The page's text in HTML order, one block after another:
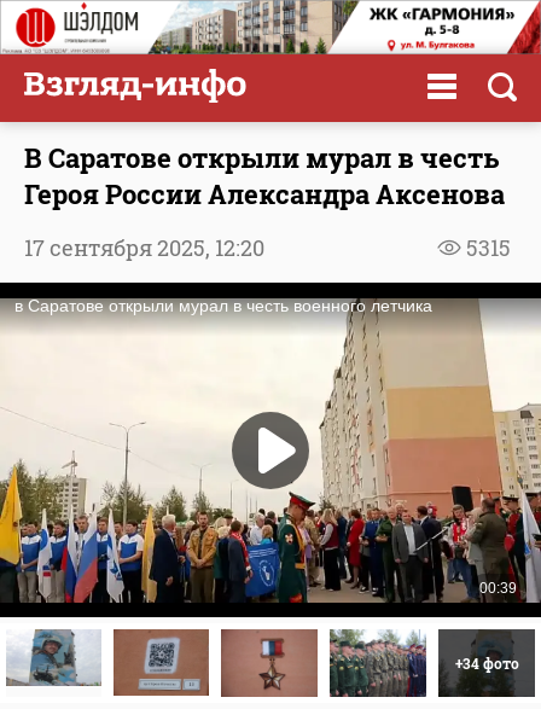
В Саратове открыли мурал в честь
Героя России Александра Аксенова
5315
17 сентября 2025, 12:20
+34 фото